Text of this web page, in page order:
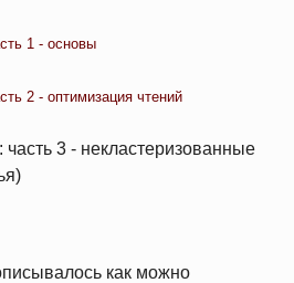
1 - основы
2 - оптимизация чтений
часть 3 - некластеризованные
как можно